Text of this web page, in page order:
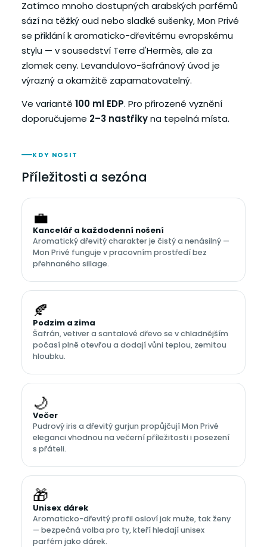
Zatímco mnoho dostupných arabských parfémů
sází na těžký oud nebo sladké sušenky, Mon Privé
se přiklání k aromaticko-dřevitému evropskému
stylu — v sousedství Terre d'Hermès, ale za
zlomek ceny. Levandulovo-šafránový úvod je
výrazný a okamžitě zapamatovatelný.
Ve variantě 100 ml EDP. Pro přirozené vyznění
doporučujeme 2–3 nastřikyna tepelná místa.
KDY NOSIT
Příležitosti a sezóna
💼
Kancelář a každodenní nošení
Aromatický dřevitý charakter je čistý a nenásilný —
Mon Privé funguje v pracovním prostředí bez
přehnaného sillage.
🍂
Podzim a zima
Šafrán, vetiver a santalové dřevo se v chladnějším
počasí plně otevřou a dodají vůni teplou, zemitou
hloubku.
🌙
Večer
Pudrový iris a dřevitý gurjun propůjčují Mon Privé
eleganci vhodnou na večerní příležitosti i posezení
s přáteli.
🎁
Unisex dárek
Aromaticko-dřevitý profil osloví jak muže, tak ženy
— bezpečná volba pro ty, kteří hledají unisex
parfém jako dárek.